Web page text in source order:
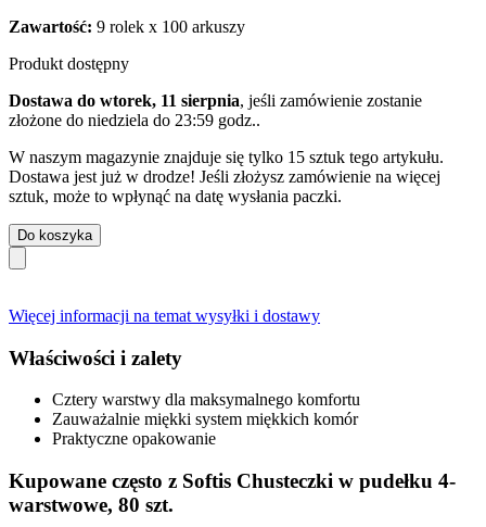
Zawartość: 9 rolek x 100 arkuszy
Produkt dostępny
Dostawa do wtorek, 11 sierpnia, jeśli zamówienie zostanie
złożone do niedziela do 23:59 godz..
W naszym magazynie znajduje się tylko 15 sztuk tego artykułu.
Dostawa jest już w drodze! Jeśli złożysz zamówienie na więcej
sztuk, może to wpłynąć na datę wysłania paczki.
Do koszyka
Więcej informacji na temat wysyłki i dostawy
Właściwości i zalety
Cztery warstwy dla maksymalnego komfortu
Zauważalnie miękki system miękkich komór
Praktyczne opakowanie
Kupowane często z Softis Chusteczki w pudełku 4-
warstwowe, 80 szt.